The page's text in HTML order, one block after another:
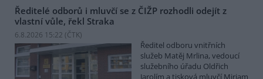
Ředitelé odborů i mluvčí se z ČIŽP rozhodli odejít z
vlastní vůle, řekl Straka
6.8.2026 15:22 (ČTK)
Ředitel odboru vnitřních
služeb Matěj Mrlina, vedoucí
služebního úřadu Oldřich
Jarolím a tisková mluvčí Miriam